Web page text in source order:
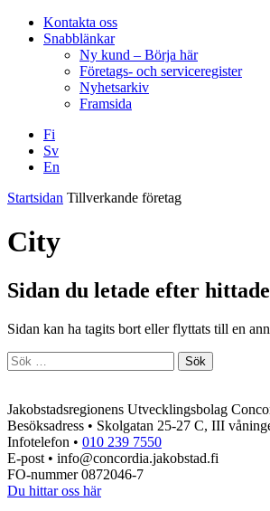
Kontakta oss
Snabblänkar
Ny kund – Börja här
Företags- och serviceregister
Nyhetsarkiv
Framsida
Fi
Sv
En
Facebook
Instagram
LinkedIN
YouTube
Startsidan Tillverkande företag
City
Sidan du letade efter
Sidan kan ha tagits bort eller flyttats till en
Sök
efter:
Jakobstadsregionens Utvecklingsbolag
Besöksadress • Skolgatan 25-27 C, III
Infotelefon • 010 239 7550
E-post • info@concordia.jakobstad.fi
FO-nummer 0872046-7
Du hittar oss här